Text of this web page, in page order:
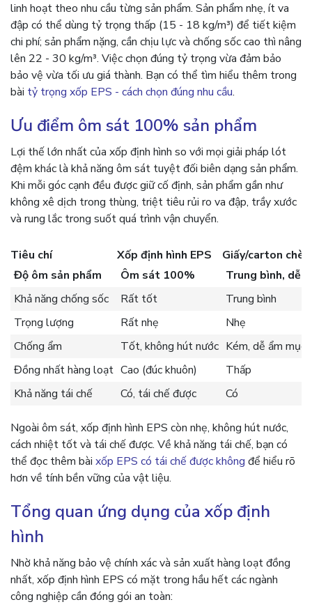
linh hoạt theo nhu cầu từng sản phẩm. Sản phẩm nhẹ, ít va
đập có thể dùng tỷ trọng thấp (15 - 18 kg/m³) để tiết kiệm
chi phí; sản phẩm nặng, cần chịu lực và chống sốc cao thì nâng
lên 22 - 30 kg/m³. Việc chọn đúng tỷ trọng vừa đảm bảo
bảo vệ vừa tối ưu giá thành. Bạn có thể tìm hiểu thêm trong
bài tỷ trọng xốp EPS - cách chọn đúng nhu cầu.
Ưu điểm ôm sát 100% sản phẩm
Lợi thế lớn nhất của xốp định hình so với mọi giải pháp lót
đệm khác là khả năng ôm sát tuyệt đối biên dạng sản phẩm.
Khi mỗi góc cạnh đều được giữ cố định, sản phẩm gần như
không xê dịch trong thùng, triệt tiêu rủi ro va đập, trầy xước
và rung lắc trong suốt quá trình vận chuyển.
Tiêu chí Xốp định hình EPS
Giấy/carton chèn
Độ ôm sản phẩm
Ôm sát 100%
Trung bình, dễ
Khả năng chống sốc
Rất tốt
Trung bình
Trọng lượng
Rất nhẹ
Nhẹ
Chống ẩm
Tốt, không hút nước Kém, dễ ẩm mục
Đồng nhất hàng loạt Cao (đúc khuôn)
Thấp
Khả năng tái chế
Có, tái chế được Có
Ngoài ôm sát, xốp định hình EPS còn nhẹ, không hút nước,
cách nhiệt tốt và tái chế được. Về khả năng tái chế, bạn có
thể đọc thêm bài xốp EPS có tái chế được không để hiểu rõ
hơn về tính bền vững của vật liệu.
Tổng quan ứng dụng của xốp định
hình
Nhờ khả năng bảo vệ chính xác và sản xuất hàng loạt đồng
nhất, xốp định hình EPS có mặt trong hầu hết các ngành
công nghiệp cần đóng gói an toàn: